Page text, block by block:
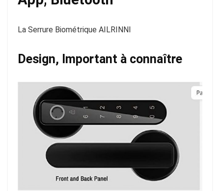
La Serrure Biométrique AILRINNI
Design, Important à connaître